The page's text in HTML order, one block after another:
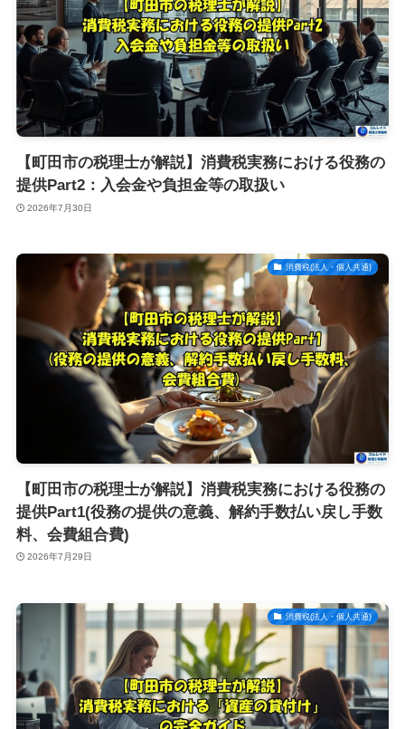
【町田市の税理士が解説】消費税実務における役務の
提供Part2：入会金や負担金等の取扱い
2026年7月30日
消費税(法人・個人共通)
【町田市の税理士が解説】消費税実務における役務の
提供Part1(役務の提供の意義、解約手数払い戻し手数
料、会費組合費)
2026年7月29日
消費税(法人・個人共通)